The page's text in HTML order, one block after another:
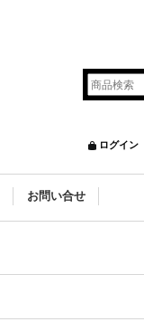
ログイン
お問い合せ